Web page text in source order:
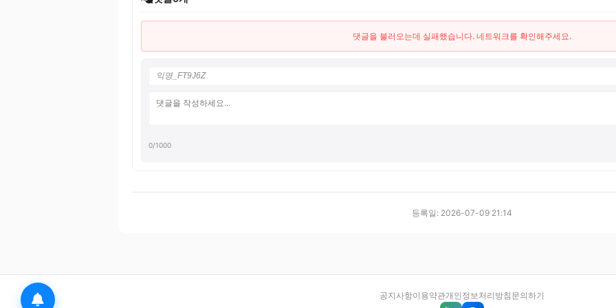
댓글을 불러오는데 실패했습니다. 네트워크를 확인해주세요.
0/1000
등록일: 2026-07-09 21:14
공지사항이용약관개인정보처리방침 문의하기